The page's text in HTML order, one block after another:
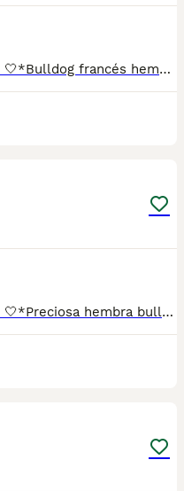
📲Laura 677983742 - 613283995 🤍*Bulldog francés hembra merle fawn*🤍 ¿Buscas un nuevo compañero para tu hogar? ❤️ Tenemos preciosos cachorros listos para encontrar una familia responsable. ✅ Vacunados ✅ Desparasitados ✅ Cartilla sanitaria ✅ Garantías incluidas ✅ Máxima atención y cuidado Se hacen envíos a todo el país: Andalucía: Almería, Cádiz, Córdoba, Granada, Huelva, Jaén, Málaga, Sevilla.Aragón: Huesca, Teruel, Zaragoza.Asturias: Oviedo.Baleares: Palma.Canarias: Las Palmas de Gran Canaria, Santa Cruz de Tenerife.Cantabria: Santander.Castilla-La Mancha: Albacete, Ciudad Real, Cuenca, Guadalajara, Toledo.Castilla y León: Ávila, Burgos, León, Palencia, Salamanca, Segovia, Soria, Valladolid, Zamora.Cataluña: Barcelona, Gerona (Girona), Lérida (Lleida), Tarragona.Comunidad Valenciana: Alicante, Castellón de la Plana, Valencia.Extremadura: Badajoz, Cáceres.Galicia: La Coruña (A Coruña), Lugo, Orense (Ourense), Pontevedra.La Rioja: Logroño.Madrid: Madrid.Murcia: Murcia.Navarra: Pamplona.País Vasco: Bilbao (Vizcaya), San Sebastián (Guipúzcoa), Vitoria (Álava). 🐾 Cachorros sanos, sociables y criados con mucho cariño. 📲 ¡Pregunta sin compromiso por disponibilidad, fotos y precios por mensaje privado!
📲Laura 677983742 - 613283995 🤍*Preciosa hembra bulldog francés lilac*🤍 ¿Buscas un nuevo compañero para tu hogar? ❤️ Tenemos preciosos cachorros listos para encontrar una familia responsable. ✅ Vacunados ✅ Desparasitados ✅ Cartilla sanitaria ✅ Garantías incluidas ✅ Máxima atención y cuidado Se hacen envíos a toda España: Andalucía: Almería, Cádiz, Córdoba, Granada, Huelva, Jaén, Málaga, Sevilla.Aragón: Huesca, Teruel, Zaragoza.Asturias: Oviedo.Baleares: Palma.Canarias: Las Palmas de Gran Canaria, Santa Cruz de Tenerife.Cantabria: Santander.Castilla-La Mancha: Albacete, Ciudad Real, Cuenca, Guadalajara, Toledo.Castilla y León: Ávila, Burgos, León, Palencia, Salamanca, Segovia, Soria, Valladolid, Zamora.Cataluña: Barcelona, Gerona (Girona), Lérida (Lleida), Tarragona.Comunidad Valenciana: Alicante, Castellón de la Plana, Valencia.Extremadura: Badajoz, Cáceres.Galicia: La Coruña (A Coruña), Lugo, Orense (Ourense), Pontevedra.La Rioja: Logroño.Madrid: Madrid.Murcia: Murcia.Navarra: Pamplona.País Vasco: Bilbao (Vizcaya), San Sebastián (Guipúzcoa), Vitoria (Álava). 🐾 Cachorros sanos, sociables y criados con mucho cariño. 📲 ¡Pregunta sin compromiso por disponibilidad, fotos y precios por mensaje privado!